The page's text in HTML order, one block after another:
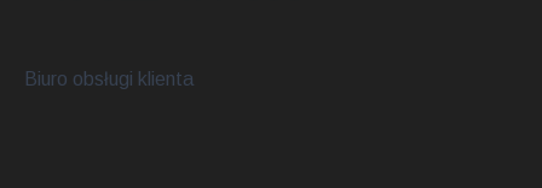
Biuro obsługi klienta